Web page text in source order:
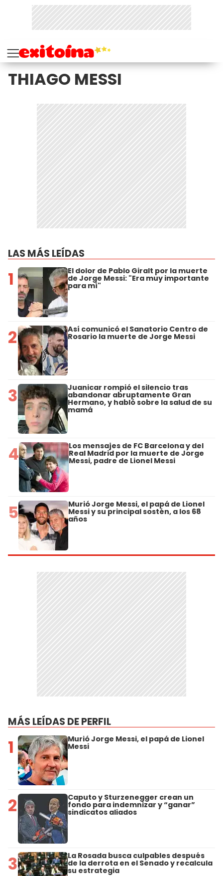
THIAGO MESSI
LAS MÁS LEÍDAS
1 El dolor de Pablo Giralt por la muerte
de Jorge Messi: "Era muy importante
para mí"
2 Así comunicó el Sanatorio Centro de
Rosario la muerte de Jorge Messi
3 Juanicar rompió el silencio tras
abandonar abruptamente Gran
Hermano, y habló sobre la salud de su
mamá
4 Los mensajes de FC Barcelona y del
Real Madrid por la muerte de Jorge
Messi, padre de Lionel Messi
5 Murió Jorge Messi, el papá de Lionel
Messi y su principal sostén, a los 68
años
MÁS LEÍDAS DE PERFIL
1 Murió Jorge Messi, el papá de Lionel
Messi
2 Caputo y Sturzenegger crean un
fondo para indemnizar y “ganar”
sindicatos aliados
3 La Rosada busca culpables después
de la derrota en el Senado y recalcula
su estrategia